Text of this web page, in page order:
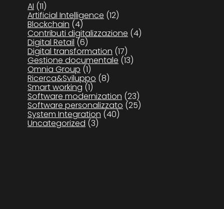
AI (11)
Artificial Intelligence (12)
Blockchain (4)
Contributi digitalizzazione (4)
Digital Retail (6)
Digital transformation (17)
Gestione documentale (13)
Omnia Group (1)
Ricerca&Sviluppo (8)
Smart working (1)
Software modernization (23)
Software personalizzato (25)
System Integration (40)
Uncategorized (3)